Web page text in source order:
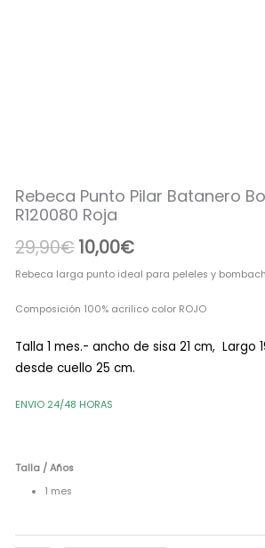
Rebeca Punto Pilar Batanero
R120080 Roja
29,90€10,00€
Rebeca larga punto ideal para peleles y
Composición 100% acrilico color ROJO
Talla 1 mes.- ancho de sisa 21 cm, Largo
desde cuello 25 cm.
ENVIO 24/48 HORAS
Talla / Años
1 mes
cantidad